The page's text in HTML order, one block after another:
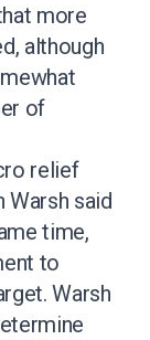
more
although
of
relief
Warsh said
time,
to
Warsh